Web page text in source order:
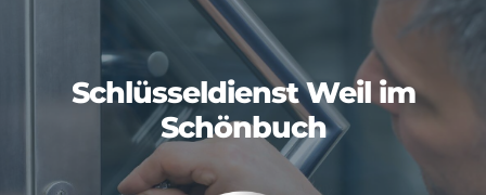
Schlüsseldienst Weil im
Schönbuch